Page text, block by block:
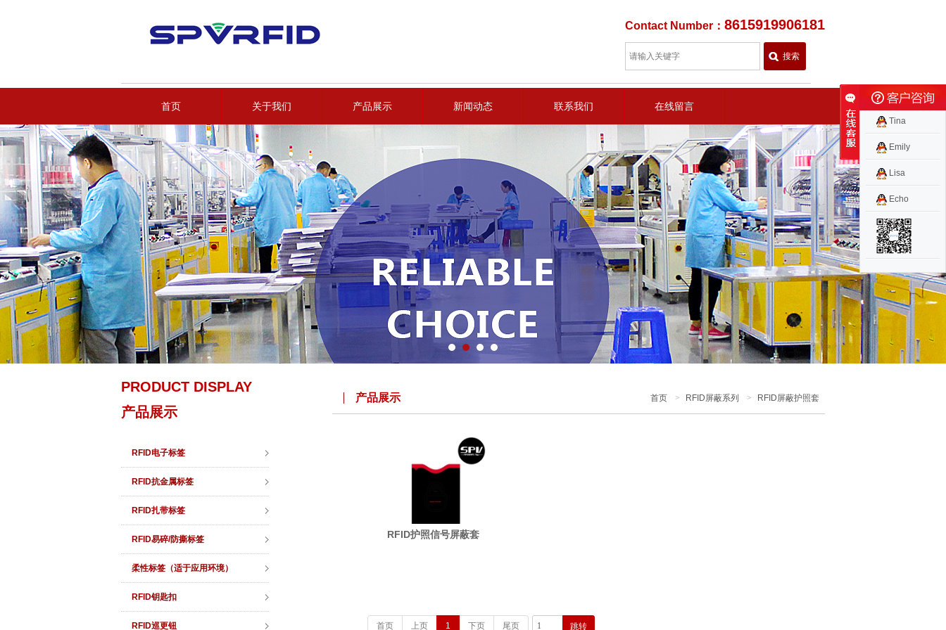
Tina
Emily
Lisa
Echo
Contact Number： 8615919906181
首页 关于我们 产品展示 新闻动态 联系我们 在线留言
PRODUCT DISPLAY
产品展示
RFID电子标签
RFID抗金属标签
RFID扎带标签
RFID易碎/防撕标签
柔性标签（适于应用环境）
RFID钥匙扣
RFID巡更钮
产品展示 首页 > RFID屏蔽系列 > RFID屏蔽护照套
RFID护照信号屏蔽套
首页 上页 1 下页 尾页 跳转